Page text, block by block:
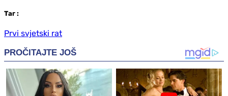
Таг :
Prvi svjetski rat